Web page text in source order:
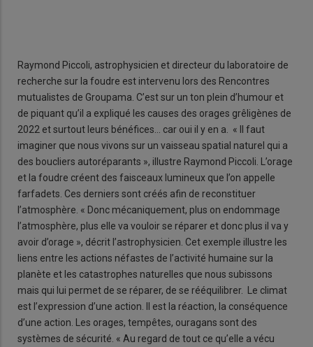
Raymond Piccoli, astrophysicien et directeur du laboratoire de
recherche sur la foudre est intervenu lors des Rencontres
mutualistes de Groupama. C’est sur un ton plein d’humour et
de piquant qu’il a expliqué les causes des orages grêligènes de
2022 et surtout leurs bénéfices… car oui il y en a. « Il faut
imaginer que nous vivons sur un vaisseau spatial naturel qui a
des boucliers autoréparants », illustre Raymond Piccoli. L’orage
et la foudre créent des faisceaux lumineux que l’on appelle
farfadets. Ces derniers sont créés afin de reconstituer
l’atmosphère. « Donc mécaniquement, plus on endommage
l’atmosphère, plus elle va vouloir se réparer et donc plus il va y
avoir d’orage », décrit l’astrophysicien. Cet exemple illustre les
liens entre les actions néfastes de l’activité humaine sur la
planète et les catastrophes naturelles que nous subissons
mais qui lui permet de se réparer, de se rééquilibrer. Le climat
est l’expression d’une action. Il est la réaction, la conséquence
d’une action. Les orages, tempêtes, ouragans sont des
systèmes de sécurité. « Au regard de tout ce qu’elle a vécu